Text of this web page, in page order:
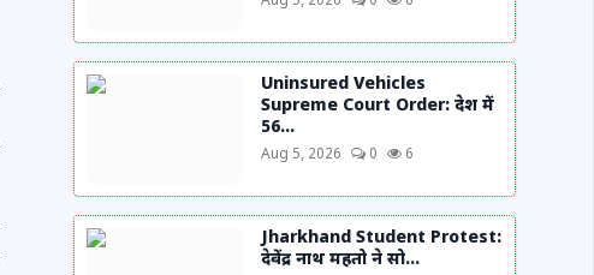
Uninsured Vehicles
Supreme Court Order: देश में
56...
Aug 5, 2026 0 6
Jharkhand Student Protest:
देवेंद्र नाथ महतो ने सो...